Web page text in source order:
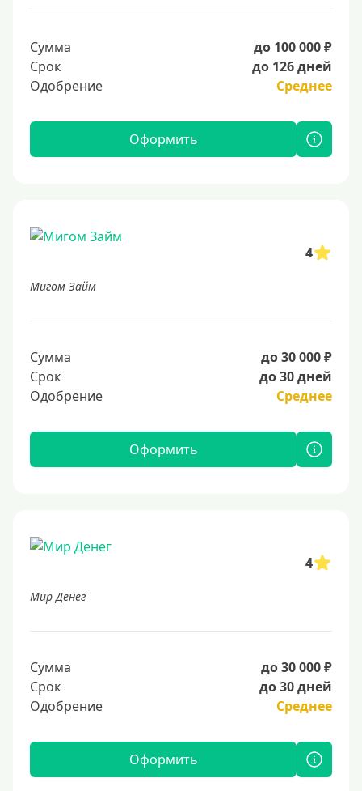
Сумма
до 100 000 ₽
Срок
до 126 дней
Одобрение
Среднее
Оформить
4
Мигом Займ
Сумма
до 30 000 ₽
Срок
до 30 дней
Одобрение
Среднее
Оформить
4
Мир Денег
Сумма
до 30 000 ₽
Срок
до 30 дней
Одобрение
Среднее
Оформить